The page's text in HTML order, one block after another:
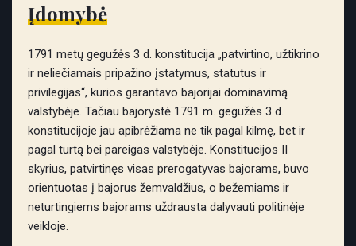
Įdomybė
1791 metų gegužės 3 d. konstitucija „patvirtino, užtikrino
ir neliečiamais pripažino įstatymus, statutus ir
privilegijas“, kurios garantavo bajorijai dominavimą
valstybėje. Tačiau bajorystė 1791 m. gegužės 3 d.
konstitucijoje jau apibrėžiama ne tik pagal kilmę, bet ir
pagal turtą bei pareigas valstybėje. Konstitucijos II
skyrius, patvirtinęs visas prerogatyvas bajorams, buvo
orientuotas į bajorus žemvaldžius, o bežemiams ir
neturtingiems bajorams uždrausta dalyvauti politinėje
veikloje.